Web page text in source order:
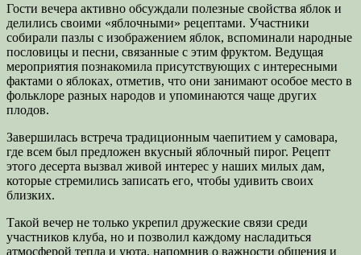
Гости вечера активно обсуждали полезные свойства яблок и
делились своими «яблочными» рецептами. Участники
собирали пазлы с изображением яблок, вспоминали народные
пословицы и песни, связанные с этим фруктом. Ведущая
мероприятия познакомила присутствующих с интересными
фактами о яблоках, отметив, что они занимают особое место в
фольклоре разных народов и упоминаются чаще других
плодов.
Завершилась встреча традиционным чаепитием у самовара,
где всем был предложен вкусный яблочный пирог. Рецепт
этого десерта вызвал живой интерес у наших милых дам,
которые стремились записать его, чтобы удивить своих
близких.
Такой вечер не только укрепил дружеские связи среди
участников клуба, но и позволил каждому насладиться
атмосферой тепла и уюта, напомнив о важности общения и